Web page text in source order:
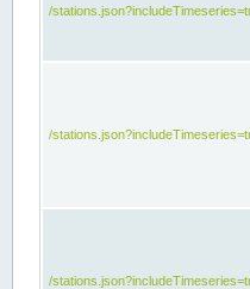
/
/
/